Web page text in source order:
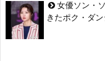
女優ソン・
きたポク・ダ